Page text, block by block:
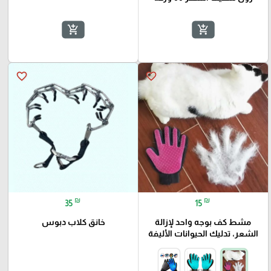
add_shopping_cart
add_shopping_cart
favorite_border
15 ₪
مشط كف بوجه واحد لإزالة
الشعر، تدليك الحيوانات الأليفة
favorite_border
35 ₪
خانق كلاب دبوس